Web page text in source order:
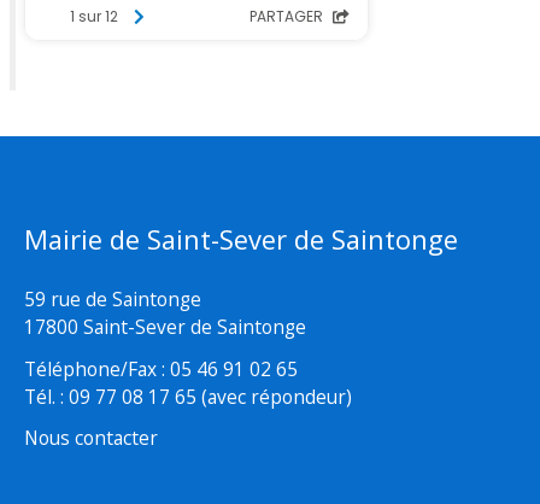
Mairie de Saint-Sever de Saintonge
59 rue de Saintonge
17800 Saint-Sever de Saintonge
Téléphone/Fax : 05 46 91 02 65
Tél. : 09 77 08 17 65 (avec répondeur)
Nous contacter